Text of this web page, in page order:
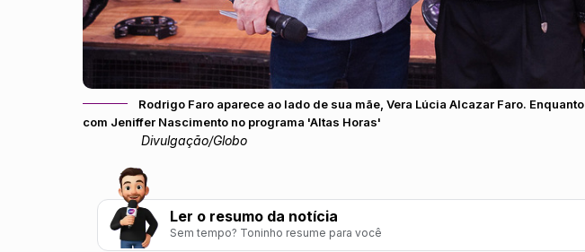
Rodrigo Faro aparece ao lado de sua mãe, Vera Lúcia Alcazar Faro.
com Jeniffer Nascimento no programa 'Altas Horas'
Divulgação/Globo
Ler o resumo da notícia
Sem tempo? Toninho resume para você